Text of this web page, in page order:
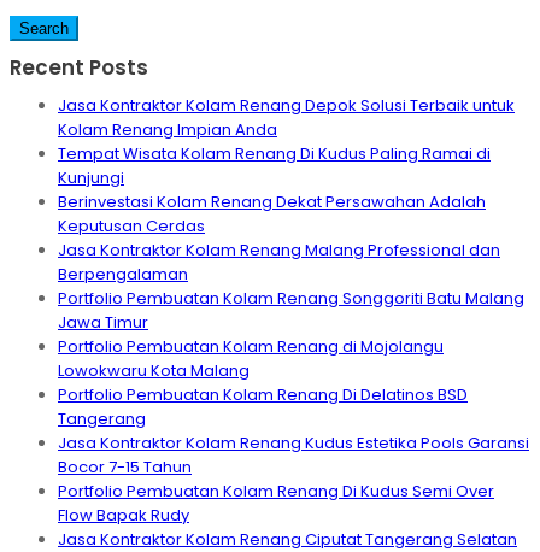
Recent Posts
Jasa Kontraktor Kolam Renang Depok Solusi Terbaik untuk
Kolam Renang Impian Anda
Tempat Wisata Kolam Renang Di Kudus Paling Ramai di
Kunjungi
Berinvestasi Kolam Renang Dekat Persawahan Adalah
Keputusan Cerdas
Jasa Kontraktor Kolam Renang Malang Professional dan
Berpengalaman
Portfolio Pembuatan Kolam Renang Songgoriti Batu Malang
Jawa Timur
Portfolio Pembuatan Kolam Renang di Mojolangu
Lowokwaru Kota Malang
Portfolio Pembuatan Kolam Renang Di Delatinos BSD
Tangerang
Jasa Kontraktor Kolam Renang Kudus Estetika Pools Garansi
Bocor 7-15 Tahun
Portfolio Pembuatan Kolam Renang Di Kudus Semi Over
Flow Bapak Rudy
Jasa Kontraktor Kolam Renang Ciputat Tangerang Selatan